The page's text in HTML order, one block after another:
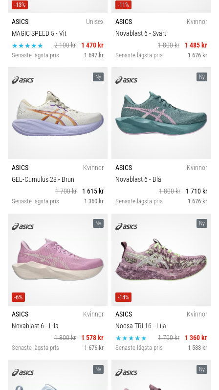
-13%
ASICS
Unisex
MAGIC SPEED 5- Vit
2 100 kr
1 470 kr
Senaste lägsta pris 1 697 kr
-11%
ASICS
Kvinnor
Novablast 6 - Svart
1 800 kr
1 485 kr
Senaste lägsta pris 1 676 kr
Ny
ASICS
Kvinnor
GEL-Cumulus 28 - Brun
1 700 kr
1 615 kr
Senaste lägsta pris 1 360 kr
Ny
ASICS
Kvinnor
Novablast 6 - Blå
1 800 kr
1 710 kr
Senaste lägsta pris 1 676 kr
Ny
-6%
ASICS
Kvinnor
Novablast 6 - Lila
1 800 kr
1 578 kr
Senaste lägsta pris 1 676 kr
Ny
-14%
ASICS
Kvinnor
Noosa TRI 16 - Lila
1 700 kr
1 360 kr
Senaste lägsta pris 1 583 kr
Ny Ny